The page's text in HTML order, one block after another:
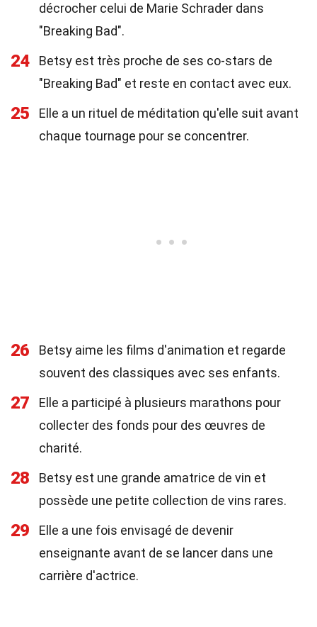
décrocher celui de Marie Schrader dans
"Breaking Bad".
24
Betsy est très proche de ses co-stars de
"Breaking Bad" et reste en contact avec eux.
25
Elle a un rituel de méditation qu'elle suit avant
chaque tournage pour se concentrer.
26
Betsy aime les films d'animation et regarde
souvent des classiques avec ses enfants.
27
Elle a participé à plusieurs marathons pour
collecter des fonds pour des œuvres de
charité.
28
Betsy est une grande amatrice de vin et
possède une petite collection de vins rares.
29
Elle a une fois envisagé de devenir
enseignante avant de se lancer dans une
carrière d'actrice.